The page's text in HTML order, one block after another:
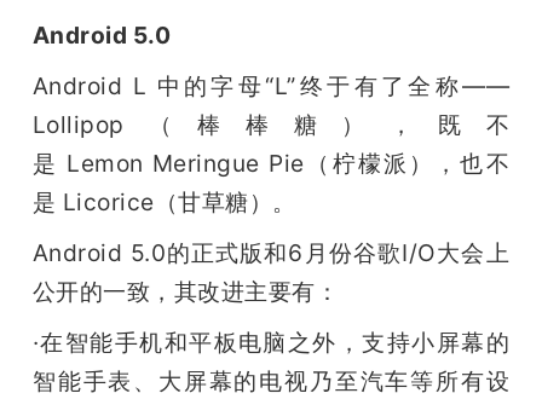
Android 5.0
Android L 中的字母“L”终于有了全称——
Lollipop（棒棒糖），既不
是 Lemon Meringue Pie（柠檬派），也不
是 Licorice（甘草糖）。
Android 5.0的正式版和6月份谷歌I/O大会上
公开的一致，其改进主要有：
·在智能手机和平板电脑之外，支持小屏幕的
智能手表、大屏幕的电视乃至汽车等所有设